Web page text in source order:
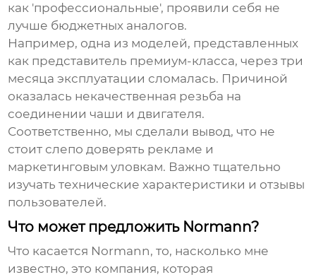
как 'профессиональные', проявили себя не
лучше бюджетных аналогов.
Например, одна из моделей, представленных
как представитель премиум-класса, через три
месяца эксплуатации сломалась. Причиной
оказалась некачественная резьба на
соединении чаши и двигателя.
Соответственно, мы сделали вывод, что не
стоит слепо доверять рекламе и
маркетинговым уловкам. Важно тщательно
изучать технические характеристики и отзывы
пользователей.
Что может предложить Normann?
Что касается Normann, то, насколько мне
известно, это компания, которая